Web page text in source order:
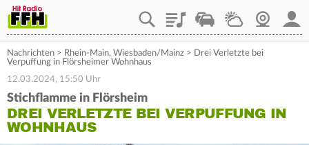
PlaylistStaupilotWetterWebcam
Nachrichten > Rhein-Main, Wiesbaden/Mainz > Drei Verletzte bei
Verpuffung in Flörsheimer Wohnhaus
12.03.2024, 15:50 Uhr
Stichflamme in Flörsheim
DREI VERLETZTE BEI VERPUFFUNG IN
WOHNHAUS